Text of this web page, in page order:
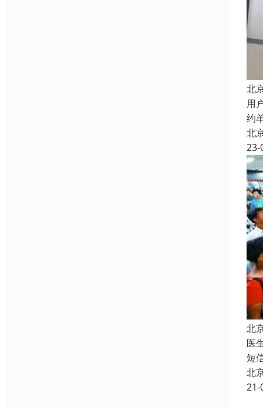
北
用
约
北
23-
北
医
短
北
21-